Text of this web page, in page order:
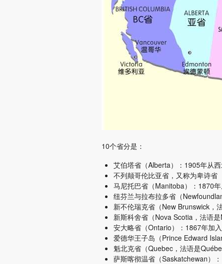
10个省分是：
艾伯塔省（Alberta）：1905年从
不列颠哥伦比亚省，又称为卑诗
马尼托巴省（Manitoba）：1870
纽芬兰与拉布拉多省（
新不伦瑞克省（New Brunswick，
新斯科舍省（Nova Scotia，法语
安大略省（Ontario）：1867年加
爱德华王子岛（Prince Edward
魁北克省（Quebec，法语是
萨斯喀彻温省（Saskatchewan）